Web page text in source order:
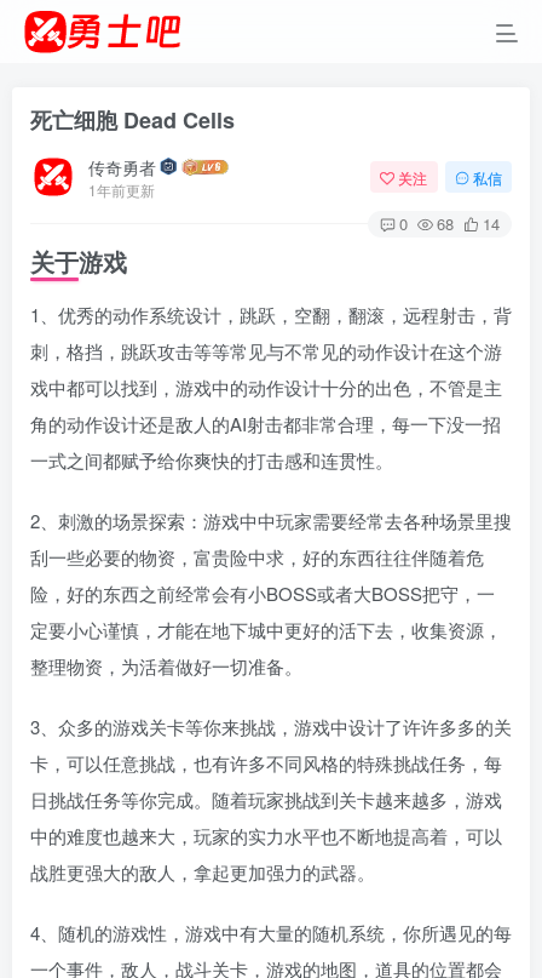
死亡细胞 Dead Cells
传奇勇者
1年前更新
关注 私信
0 68 14
关于游戏
1、优秀的动作系统设计，跳跃，空翻，翻滚，远程射击，背
刺，格挡，跳跃攻击等等常见与不常见的动作设计在这个游
戏中都可以找到，游戏中的动作设计十分的出色，不管是主
角的动作设计还是敌人的AI射击都非常合理，每一下没一招
一式之间都赋予给你爽快的打击感和连贯性。
2、刺激的场景探索：游戏中中玩家需要经常去各种场景里搜
刮一些必要的物资，富贵险中求，好的东西往往伴随着危
险，好的东西之前经常会有小BOSS或者大BOSS把守，一
定要小心谨慎，才能在地下城中更好的活下去，收集资源，
整理物资，为活着做好一切准备。
3、众多的游戏关卡等你来挑战，游戏中设计了许许多多的关
卡，可以任意挑战，也有许多不同风格的特殊挑战任务，每
日挑战任务等你完成。随着玩家挑战到关卡越来越多，游戏
中的难度也越来大，玩家的实力水平也不断地提高着，可以
战胜更强大的敌人，拿起更加强力的武器。
4、随机的游戏性，游戏中有大量的随机系统，你所遇见的每
一个事件，敌人，战斗关卡，游戏的地图，道具的位置都会